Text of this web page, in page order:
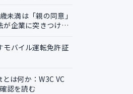
未満は「親の同意」
が企業に突きつける
モバイル運転免許証
は何か：W3C VC
認を読む